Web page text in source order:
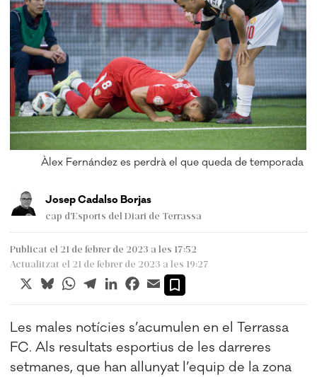
Àlex Fernández es perdrà el que queda de temporada
Josep Cadalso Borjas
cap d'Esports del Diari de Terrassa
Publicat el 21 de febrer de 2023 a les 17:52
Actualitzat el 21 de febrer de 2023 a les 19:27
X BlueskyWhatsApp
TelegramLinkedInFacebook
Email
Les males notícies s’acumulen en el Terrassa
FC. Als resultats esportius de les darreres
setmanes, que han allunyat l’equip de la zona